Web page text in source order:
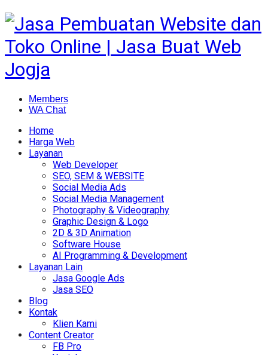
Members
WA Chat
Home
Harga Web
Layanan
Web Developer
SEO, SEM & WEBSITE
Social Media Ads
Social Media Management
Photography & Videography
Graphic Design & Logo
2D & 3D Animation
Software House
AI Programming & Development
Layanan Lain
Jasa Google Ads
Jasa SEO
Blog
Kontak
Klien Kami
Content Creator
FB Pro